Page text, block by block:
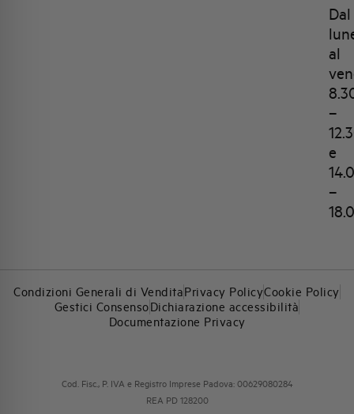
Dal
al
–
e
–
Condizioni Generali di VenditaPrivacy PolicyCookie Policy
Gestici ConsensoDichiarazione accessibilità
Documentazione Privacy
Cod. Fisc., P. IVA e Registro Imprese Padova: 00629080284
REA PD 128200